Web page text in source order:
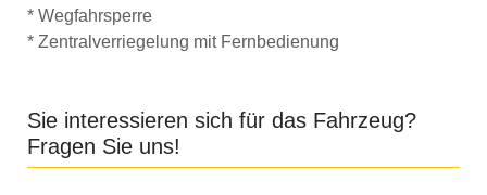
* Wegfahrsperre
* Zentralverriegelung mit Fernbedienung
Sie interessieren sich für das Fahrzeug?
Fragen Sie uns!